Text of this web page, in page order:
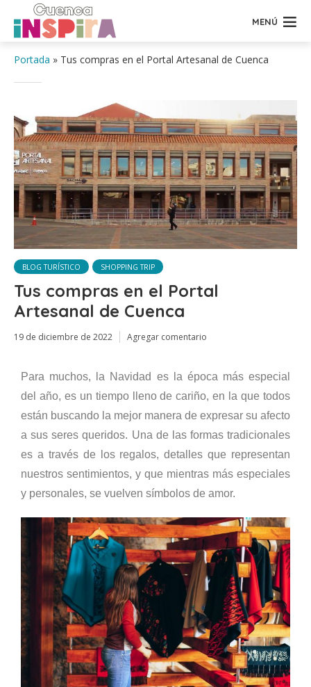
MENÚ
Portada » Tus compras en el Portal Artesanal de Cuenca
BLOG TURÍSTICO SHOPPING TRIP
Tus compras en el Portal
Artesanal de Cuenca
19 de diciembre de 2022 Agregar comentario
Para muchos, la Navidad es la época más especial
del año, es un tiempo lleno de cariño, en la que todos
están buscando la mejor manera de expresar su afecto
a sus seres queridos. Una de las formas tradicionales
es a través de los regalos, detalles que representan
nuestros sentimientos, y que mientras más especiales
y personales, se vuelven símbolos de amor.